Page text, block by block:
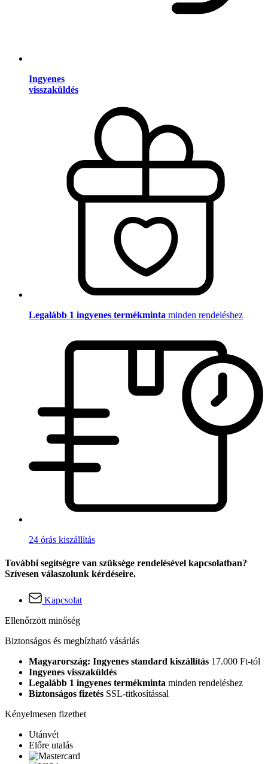
Ingyenes
visszaküldés
Legalább 1 ingyenes termékminta minden rendeléshez
24 órás kiszállítás
További segítségre van szüksége rendelésével kapcsolatban?
Szívesen válaszolunk kérdéseire.
Kapcsolat
Ellenőrzött minőség
Biztonságos és megbízható vásárlás
Magyarország: Ingyenes standard kiszállítás 17.000 Ft-tól
Ingyenes visszaküldés
Legalább 1 ingyenes termékminta minden rendeléshez
Biztonságos fizetés SSL-titkosítással
Kényelmesen fizethet
Utánvét
Előre utalás